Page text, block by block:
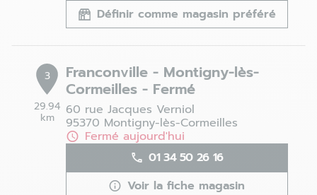
Définir comme magasin préféré
3
29.94
km
Franconville - Montigny-lès-
Cormeilles - Fermé
60 rue Jacques Verniol
95370 Montigny-lès-Cormeilles
Fermé aujourd'hui
01 34 50 26 16
Voir la fiche magasin